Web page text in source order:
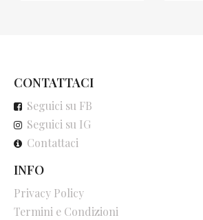
CONTATTACI
Seguici su FB
Seguici su IG
Contattaci
INFO
Privacy Policy
Termini e Condizioni